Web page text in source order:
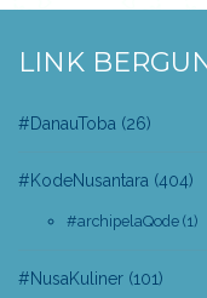
LINK
#DanauToba (26)
#KodeNusantara (404)
#archipelaQode (1)
#NusaKuliner (101)